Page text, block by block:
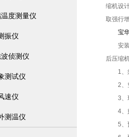
度测量仪
振仪
侦测仪
测试仪
速仪
测温仪
缩机设
取强行
宝
安装
后压缩
1、须
2、空
3、环
4、如
5、预